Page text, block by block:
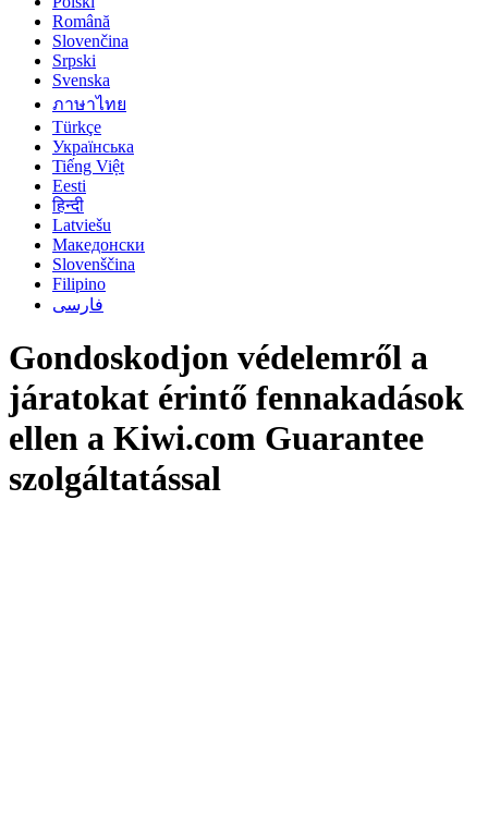
Română
Slovenčina
Srpski
Svenska
ภาษาไทย
Türkçe
Українська
Tiếng Việt
Eesti
हिन्दी
Latviešu
Македонски
Slovenščina
Filipino
فارسی
Gondoskodjon védelemről a
járatokat érintő fennakadások
ellen a Kiwi.com Guarantee
szolgáltatással